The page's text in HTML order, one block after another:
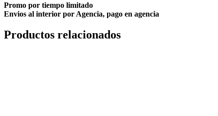
Promo por tiempo limitado
Envios al interior por Agencia, pago en agencia
Productos relacionados